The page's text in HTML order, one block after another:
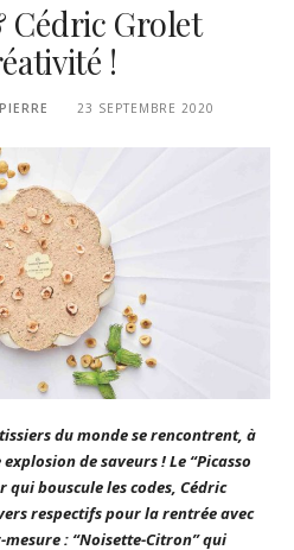
Cédric Grolet
!
23 SEPTEMBRE 2020
du monde se rencontrent, à
de saveurs ! Le “Picasso
bouscule les codes, Cédric
respectifs pour la rentrée avec
: “Noisette-Citron” qui